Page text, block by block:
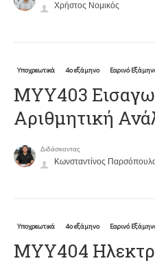
Χρήστος Νομικός
Υποχρεωτικά 4ο εξάμηνο Εαρινό
ΜΥΥ403
Αριθμητική
Διδάσκοντας
Κωνσταντίνος
Υποχρεωτικά 4ο εξάμηνο Εαρινό
ΜΥΥ404